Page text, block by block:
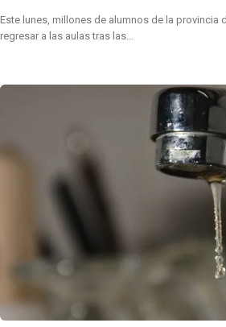
Este lunes, millones de alumnos de la provincia
regresar a las aulas tras las…